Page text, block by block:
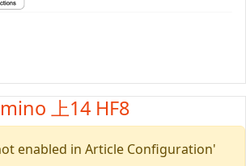
上14 HF8
enabled in Article Configuration'